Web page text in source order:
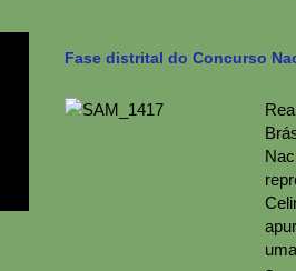
Fase distrital do Concurso